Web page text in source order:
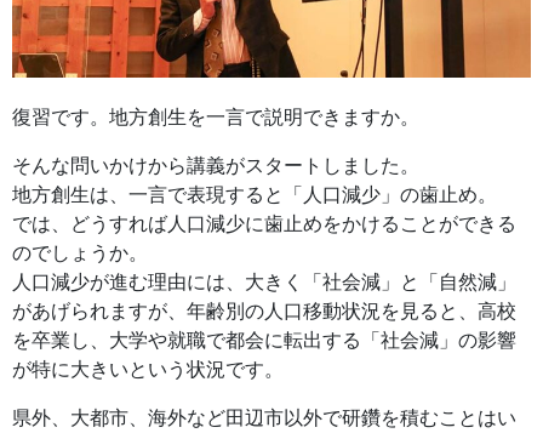
復習です。地方創生を一言で説明できますか。
そんな問いかけから講義がスタートしました。
地方創生は、一言で表現すると「人口減少」の歯止め。
では、どうすれば人口減少に歯止めをかけることができる
のでしょうか。
人口減少が進む理由には、大きく「社会減」と「自然減」
があげられますが、年齢別の人口移動状況を見ると、高校
を卒業し、大学や就職で都会に転出する「社会減」の影響
が特に大きいという状況です。
県外、大都市、海外など田辺市以外で研鑽を積むことはい